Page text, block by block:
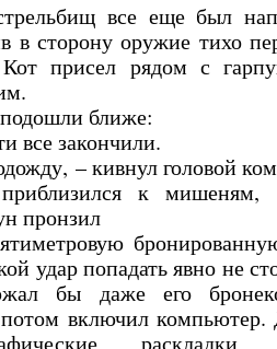
все еще был
в сторону оружие тихо
присел рядом с
ближе:
закончили.
– кивнул головой
к мишеням,
пронзил
удар попадать явно не
бы даже его
включил
раскладки